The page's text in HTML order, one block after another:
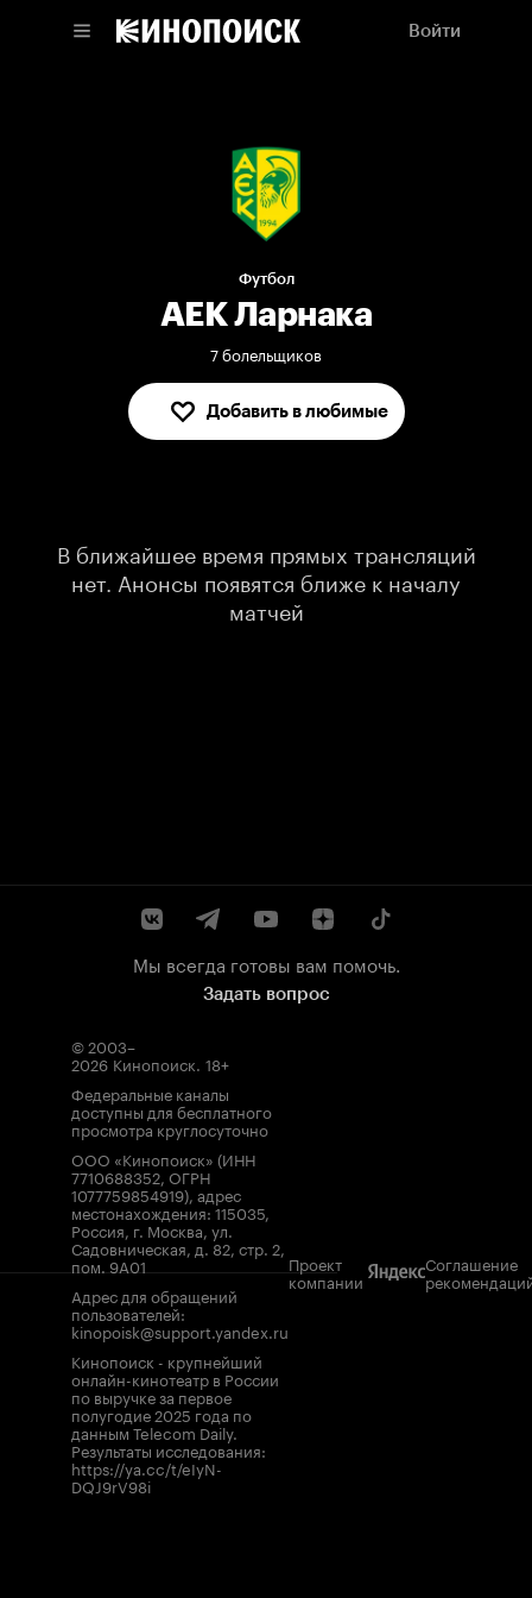
Войти
Футбол
АЕК Ларнака
7 болельщиков
Добавить в любимые
В любимых
В ближайшее время прямых трансляций
нет. Анонсы появятся ближе к началу
матчей
Мы всегда готовы вам помочь.
Задать вопрос
© 2003–
2026 Кинопоиск 18+
Федеральные каналы
доступны для бесплатного
просмотра круглосуточно
ООО «Кинопоиск» (ИНН
7710688352, ОГРН
1077759854919), адрес
местонахождения: 115035,
Россия, г. Москва, ул.
Садовническая, д. 82, стр. 2,
пом. 9А01
Адрес для обращений
пользователей:
kinopoisk@support.yandex.ru
Кинопоиск - крупнейший
онлайн-кинотеатр в России
по выручке за первое
полугодие 2025 года по
данным Telecom Daily.
Результаты исследования:
https://ya.cc/t/eIyN-
DQJ9rV98i
Проект
компании
Соглашение